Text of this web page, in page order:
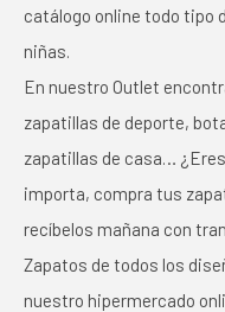
catálogo online todo tipo
niñas.
En nuestro Outlet
zapatillas de deporte,
zapatillas de casa…
importa, compra tus
recíbelos mañana con
Zapatos de todos los
nuestro hipermercado